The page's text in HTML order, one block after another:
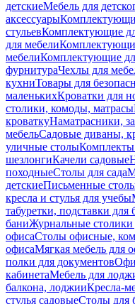
детскиеМебель для
аксессуары
стульевКомплектующие
для мебели
мебелиКомплектующие
фурнитураЧехлы для
кухниТовары для
маленькихКроватки для
столики, комоды, матрасы
кроваткуНаматрасники,
мебельСадовые диваны,
уличные столыКомплекты
шезлонгиКачели садовые
походныеСтолы для сада
детскиеПисьменные
кресла и стулья для учебы
табуретки, подставки для
баниЖурнальные столики
офисаСтолы офисные,
офисаМягкая мебель для
полки для документов
кабинетаМебель для
балкона, лоджииКресла-
стулья садовыеСтолы для